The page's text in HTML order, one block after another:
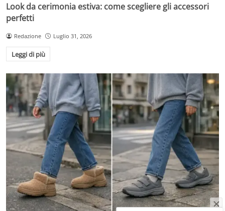
Look da cerimonia estiva: come scegliere gli accessori
perfetti
Redazione Luglio 31, 2026
Leggi di più